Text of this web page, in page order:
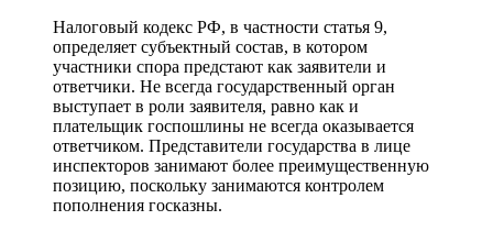
Налоговый кодекс РФ, в частности статья 9,
определяет субъектный состав, в котором
участники спора предстают как заявители и
ответчики. Не всегда государственный орган
выступает в роли заявителя, равно как и
плательщик госпошлины не всегда оказывается
ответчиком. Представители государства в лице
инспекторов занимают более преимущественную
позицию, поскольку занимаются контролем
пополнения госказны.